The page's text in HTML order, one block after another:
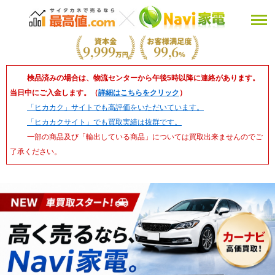
検品済みの場合は、物流センターから午後5時以降に連絡があります。
当日中にご入金します。（詳細はこちらをクリック ）
「ヒカカク」サイトでも高評価をいただいています。
「ヒカカクサイト」でも買取実績は抜群です。
一部の商品及び「輸出している商品」については買取出来ませんのでご
了承ください。